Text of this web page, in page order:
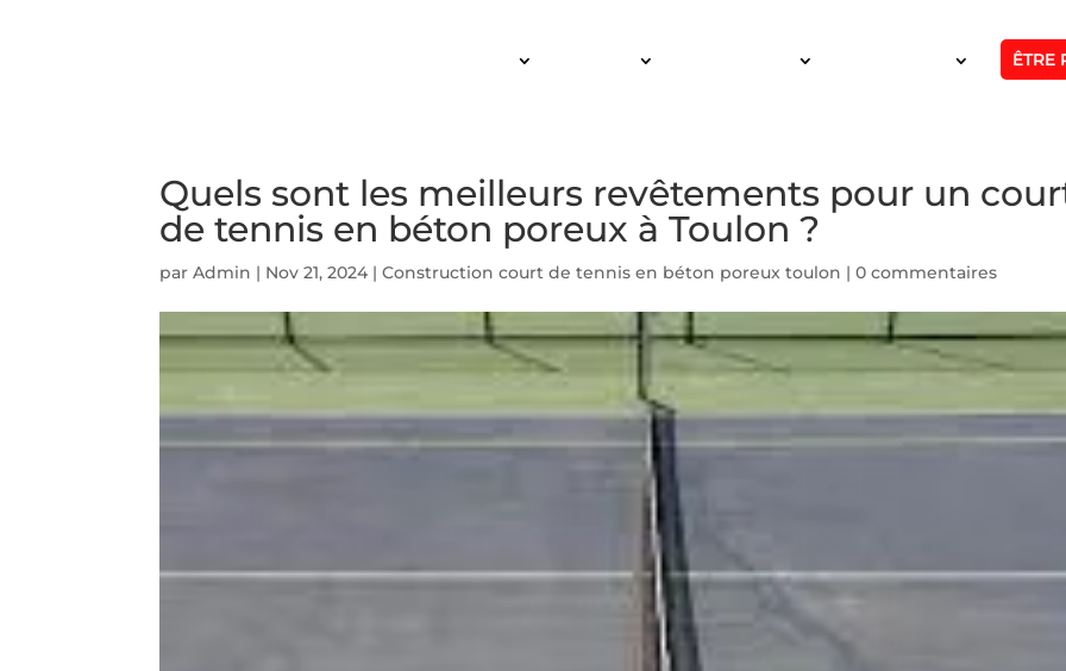
ÊTRE
Quels sont les meilleurs revêtements pour un
de tennis en béton poreux à Toulon ?
parAdmin | Nov 21, 2024 |Construction court de tennis en béton poreux toulon |0 commentaires